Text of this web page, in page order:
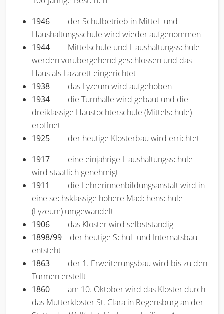
1946 der Schulbetrieb in Mittel- und
Haushaltungsschule wird wieder aufgenommen
1944 Mittelschule und Haushaltungsschule
werden vorübergehend geschlossen und das
Haus als Lazarett eingerichtet
1938 das Lyzeum wird aufgehoben
1934 die Turnhalle wird gebaut und die
dreiklassige Haustöchterschule (Mittelschule)
eröffnet
1925 der heutige Klosterbau wird errichtet
1917 eine einjährige Haushaltungsschule
wird staatlich genehmigt
1911 die Lehrerinnenbildungsanstalt wird in
eine sechsklassige höhere Mädchenschule
(Lyzeum) umgewandelt
1906 das Kloster wird selbstständig
1898/99 der heutige Schul- und Internatsbau
entsteht
1863 der 1. Erweiterungsbau wird bis zu den
Türmen erstellt
1860
am 10. Oktober wird das Kloster durch
das Mutterkloster St. Clara in Regensburg an der